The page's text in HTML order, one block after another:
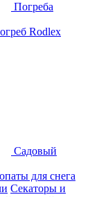
Погреба
Rodlex
Садовый
для снега
Секаторы и